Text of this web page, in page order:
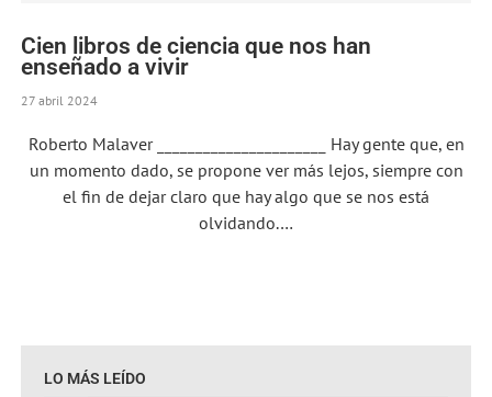
Cien libros de ciencia que nos han
enseñado a vivir
27 abril 2024
Roberto Malaver ______________________ Hay gente que, en
un momento dado, se propone ver más lejos, siempre con
el fin de dejar claro que hay algo que se nos está
olvidando.…
LO MÁS LEÍDO